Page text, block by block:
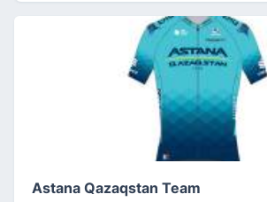
Astana Qazaqstan Team